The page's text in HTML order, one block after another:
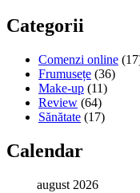
Categorii
Comenzi online
Frumusețe (36)
Make-up (11)
Review (64)
Sănătate (17)
Calendar
august 2026